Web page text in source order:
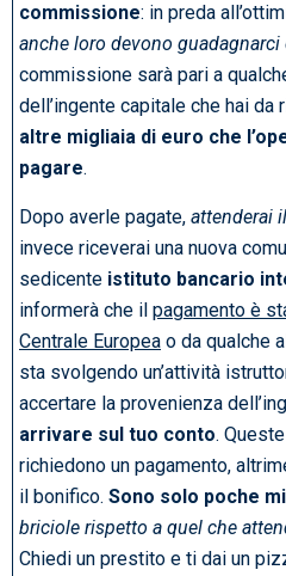
commissione: in preda
anche loro devono
commissione sarà pari a
dell’ingente capitale che hai da
altre migliaia di euro che
pagare.
Dopo averle pagate, attenderai
invece riceverai una nuova
sedicente istituto bancario
informerà che il pagamento è
Centrale Europea o da qualche
sta svolgendo un’attività
accertare la provenienza
arrivare sul tuo conto.
richiedono un pagamento,
il bonifico. Sono solo poche
briciole rispetto a quel che
Chiedi un prestito e ti dai un